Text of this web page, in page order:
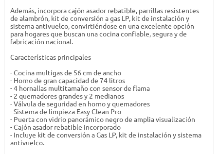
Además, incorpora cajón asador rebatible, parrillas resistentes
de alambrón, kit de conversión a gas LP, kit de instalación y
sistema antivuelco, convirtiéndose en una excelente opción
para hogares que buscan una cocina confiable, segura y de
fabricación nacional.
Características principales
- Cocina multigas de 56 cm de ancho
- Horno de gran capacidad de 74 litros
- 4 hornallas multitamaño con sensor de flama
- 2 quemadores grandes y 2 medianos
- Válvula de seguridad en horno y quemadores
- Sistema de limpieza Easy Clean Pro
- Puerta con vidrio panorámico negro de amplia visualización
- Cajón asador rebatible incorporado
- Incluye kit de conversión a Gas LP, kit de instalación y sistema
antivuelco.